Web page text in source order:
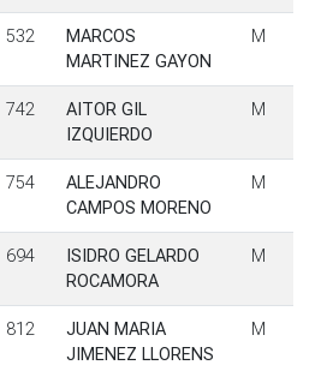
532
MARCOS
MARTINEZ GAYON
M
742
AITOR GIL
IZQUIERDO
M
754
ALEJANDRO
CAMPOS MORENO
M
694
ISIDRO GELARDO
ROCAMORA
M
812
JUAN MARIA
JIMENEZ LLORENS
M